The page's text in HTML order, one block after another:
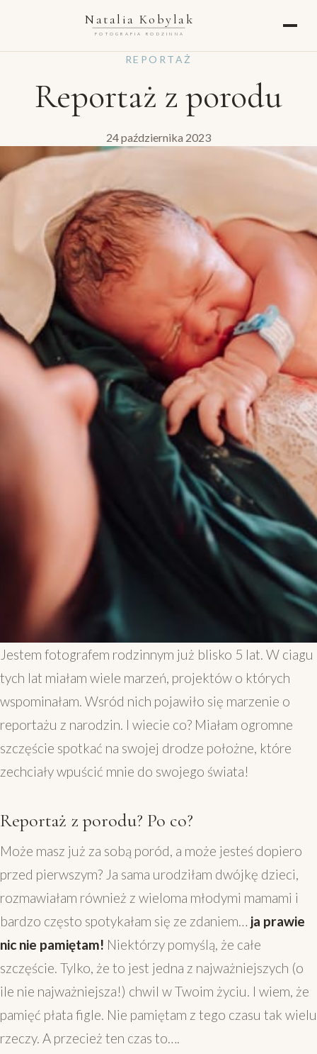
Natalia Kobylak
FOTOGRAFIA RODZINNA
REPORTAŻ
Reportaż z porodu
24 października 2023
Jestem fotografem rodzinnym już blisko 5 lat. W ciagu
tych lat miałam wiele marzeń, projektów o których
wspominałam. Wsród nich pojawiło się marzenie o
reportażu z narodzin. I wiecie co? Miałam ogromne
szczęście spotkać na swojej drodze położne, które
zechciały wpuścić mnie do swojego świata!
Reportaż z porodu? Po co?
Może masz już za sobą poród, a może jesteś dopiero
przed pierwszym? Ja sama urodziłam dwójkę dzieci,
rozmawiałam również z wieloma młodymi mamami i
bardzo często spotykałam się ze zdaniem… ja prawie
nic nie pamiętam! Niektórzy pomyślą, że całe
szczęście. Tylko, że to jest jedna z najważniejszych (o
ile nie najważniejsza!) chwil w Twoim życiu. I wiem, że
pamięć płata figle. Nie pamiętam z tego czasu tak wielu
rzeczy. A przecież ten czas to….